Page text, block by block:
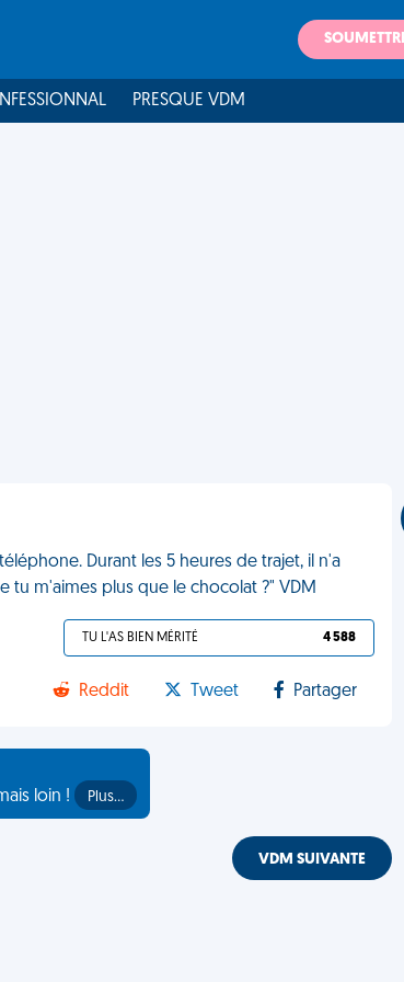
PRESQUE VDM
Durant les 5 heures de trajet, il n'a
tu m'aimes plus que le chocolat ?" VDM
TU L'AS BIEN MÉRITÉ 4 588
Reddit Tweet Partager
loin !
Plus…
VDM SUIVANTE